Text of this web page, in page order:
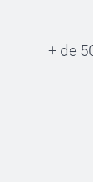
+ de